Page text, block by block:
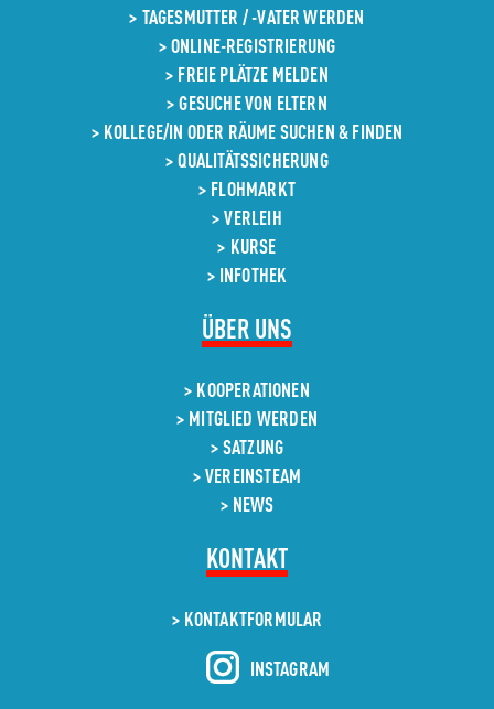
TAGESMUTTER / -VATER WERDEN
ONLINE-REGISTRIERUNG
FREIE PLÄTZE MELDEN
GESUCHE VON ELTERN
KOLLEGE/IN ODER RÄUME SUCHEN & FINDEN
QUALITÄTSSICHERUNG
FLOHMARKT
VERLEIH
KURSE
INFOTHEK
ÜBER UNSÜBERSPRINGEN
KOOPERATIONEN
MITGLIED WERDEN
SATZUNG
VEREINSTEAM
NEWS
KONTAKT
KONTAKT­FORMULAR
INSTAGRAM